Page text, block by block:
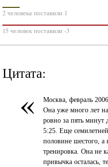
2 человека поставили 1
15 человек поставили -3
Цитата:
«
Москва, февраль
Она уже много лет
ровно за пять минут
5:25. Еще
половине шестого, а
тренировка. Она не
привычка осталась,